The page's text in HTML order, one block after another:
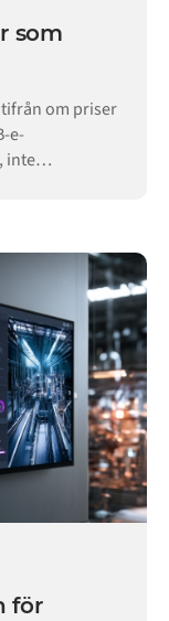
som
om priser
e-
inte
för